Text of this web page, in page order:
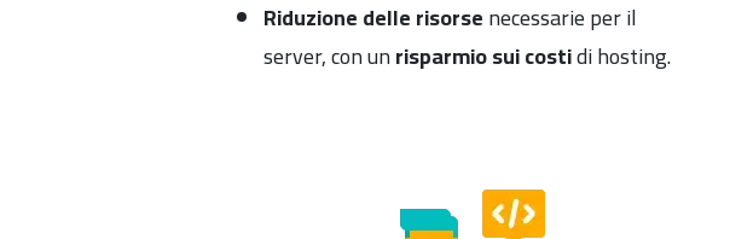
Riduzione delle risorsenecessarie per il
server, con unrisparmio sui costidi hosting.